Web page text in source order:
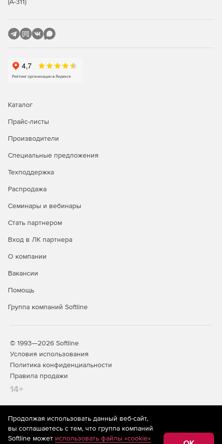
Каталог
Прайс-листы
Производители
Специальные предложения
Техподдержка
Распродажа
Семинары и вебинары
Стать партнером
Вход в ЛК партнера
О компании
Вакансии
Помощь
Группа компаний Softline
© 1993—2026 Softline
Условия использования
Политика конфиденциальности
Правила продажи
14+
На информационном ресурсе store.softline.ru применяются
рекомендательные технологии(информационные технологии
предоставления информации на основе сбора,
Продолжая использовать данный веб-сайт,
вы соглашаетесь с тем, что группа компаний
Softline может использовать файлы «cookie»